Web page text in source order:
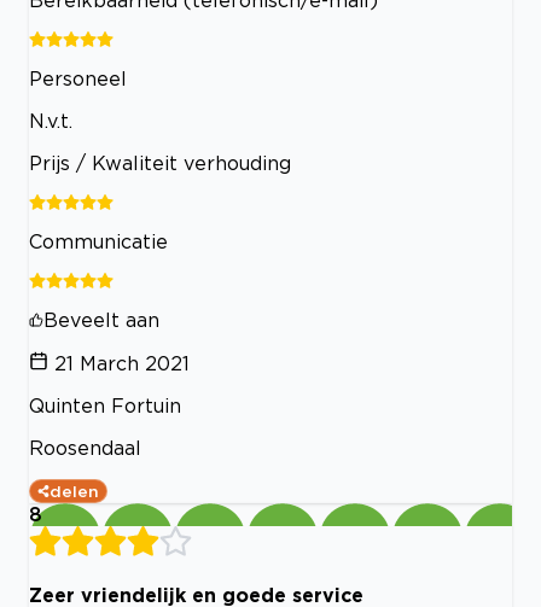
Personeel
N.v.t.
Prijs / Kwaliteit verhouding
Communicatie
Beveelt aan
21 March 2021
Quinten Fortuin
Roosendaal
delen
8
Zeer vriendelijk en goede service